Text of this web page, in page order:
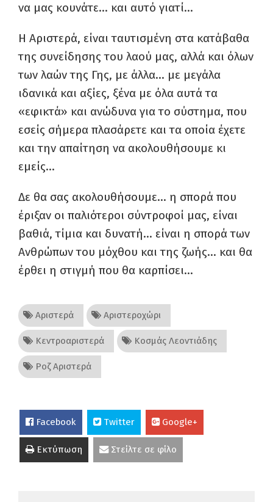
να μας κουνάτε… και αυτό γιατί…
Η Αριστερά, είναι ταυτισμένη στα κατάβαθα
της συνείδησης του λαού μας, αλλά και όλων
των λαών της Γης, με άλλα… με μεγάλα
ιδανικά και αξίες, ξένα με όλα αυτά τα
«εφικτά» και ανώδυνα για το σύστημα, που
εσείς σήμερα πλασάρετε και τα οποία έχετε
και την απαίτηση να ακολουθήσουμε κι
εμείς…
Δε θα σας ακολουθήσουμε… η σπορά που
έριξαν οι παλιότεροι σύντροφοί μας, είναι
βαθιά, τίμια και δυνατή… είναι η σπορά των
Ανθρώπων του μόχθου και της ζωής… και θα
έρθει η στιγμή που θα καρπίσει…
Αριστερά Αριστεροχώρι
Κεντροαριστερά Κοσμάς Λεοντιάδης
Ροζ Αριστερά
Facebook Twitter Google+
Εκτύπωση Στείλτε σε φίλο